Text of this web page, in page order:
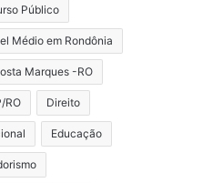
Público
Médio em Rondônia
Marques -RO
RO Direito
Educação